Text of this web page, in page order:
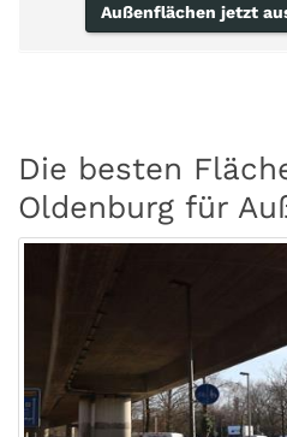
Außenflächen jetzt
Die besten
Oldenburg für